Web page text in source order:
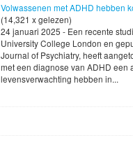
Volwassenen met ADHD hebben
(14,321 x gelezen)
24 januari 2025 - Een recente
University College London en
Journal of Psychiatry, heeft
met een diagnose van ADHD een
levensverwachting hebben in...